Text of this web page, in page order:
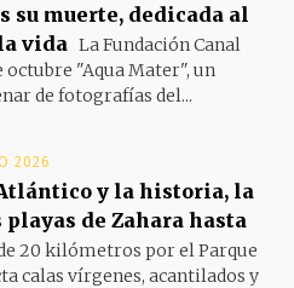
su muerte, dedicada al
vida La Fundación Canal
octubre "Aqua Mater", un
de fotografías del...
2026
y la historia, la
de Zahara hasta
20 kilómetros por el Parque
calas vírgenes, acantilados y